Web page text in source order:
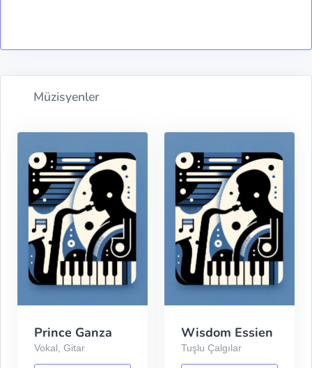
Müzisyenler
Prince Ganza
Vokal, Gitar
Wisdom Essien
Tuşlu Çalgılar